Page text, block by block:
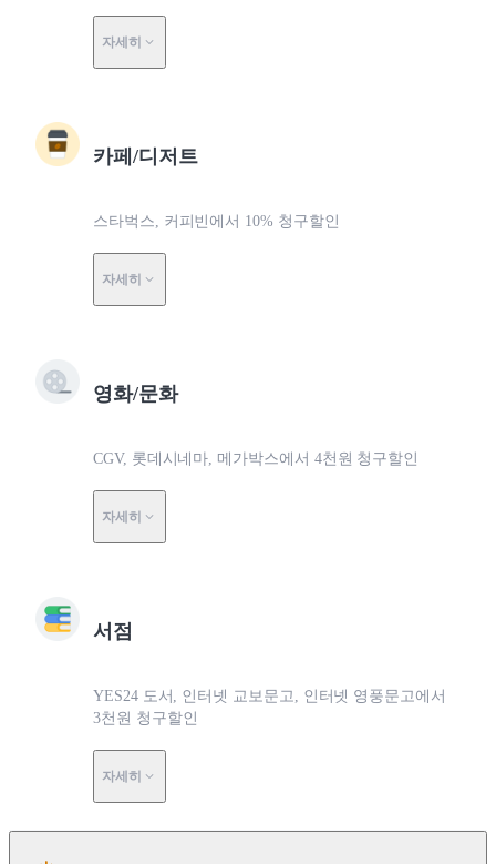
자세히
카페/디저트
스타벅스, 커피빈에서 10% 청구할인
자세히
영화/문화
CGV, 롯데시네마, 메가박스에서 4천원 청구할인
자세히
서점
YES24 도서, 인터넷 교보문고, 인터넷 영풍문고에서
3천원 청구할인
자세히